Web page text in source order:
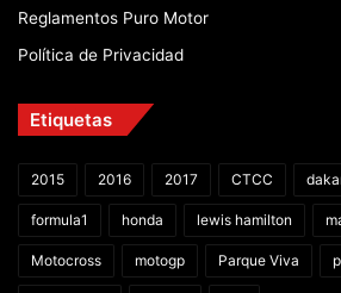
Reglamentos Puro Motor
Política de Privacidad
Etiquetas
2015 2016 2017 CTCC
formula1 honda lewis hamilton
Motocross motogp Parque Viva